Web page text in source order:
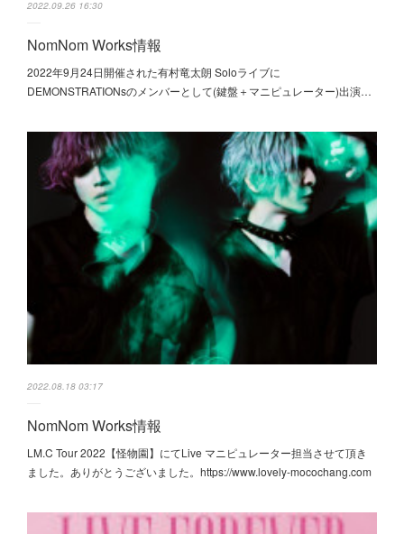
2022.09.26 16:30
NomNom Works情報
2022年9月24日開催された有村竜太朗 Soloライブに
DEMONSTRATIONsのメンバーとして(鍵盤＋マニピュレーター)出演…
2022.08.18 03:17
NomNom Works情報
LM.C Tour 2022【怪物園】にてLive マニピュレーター担当させて頂き
ました。ありがとうございました。https://www.lovely-mocochang.com